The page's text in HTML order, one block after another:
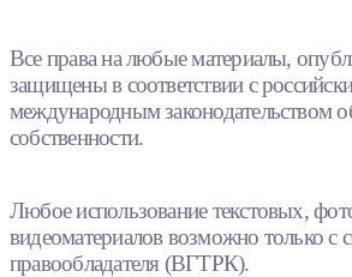
Все права на любые материалы,
защищены в соответствии с
международным законодательством
собственности.
Любое использование текстовых,
видеоматериалов возможно только с
правообладателя (ВГТРК).